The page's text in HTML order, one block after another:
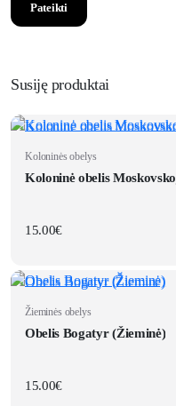
Susiję produktai
Koloninės obelys
15.00€
Žieminės obelys
Obelis Bogatyr (Žieminė)
15.00€